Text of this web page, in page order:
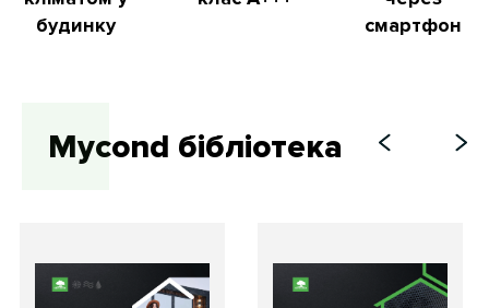
будинку
смартфон
Mycond бібліотека